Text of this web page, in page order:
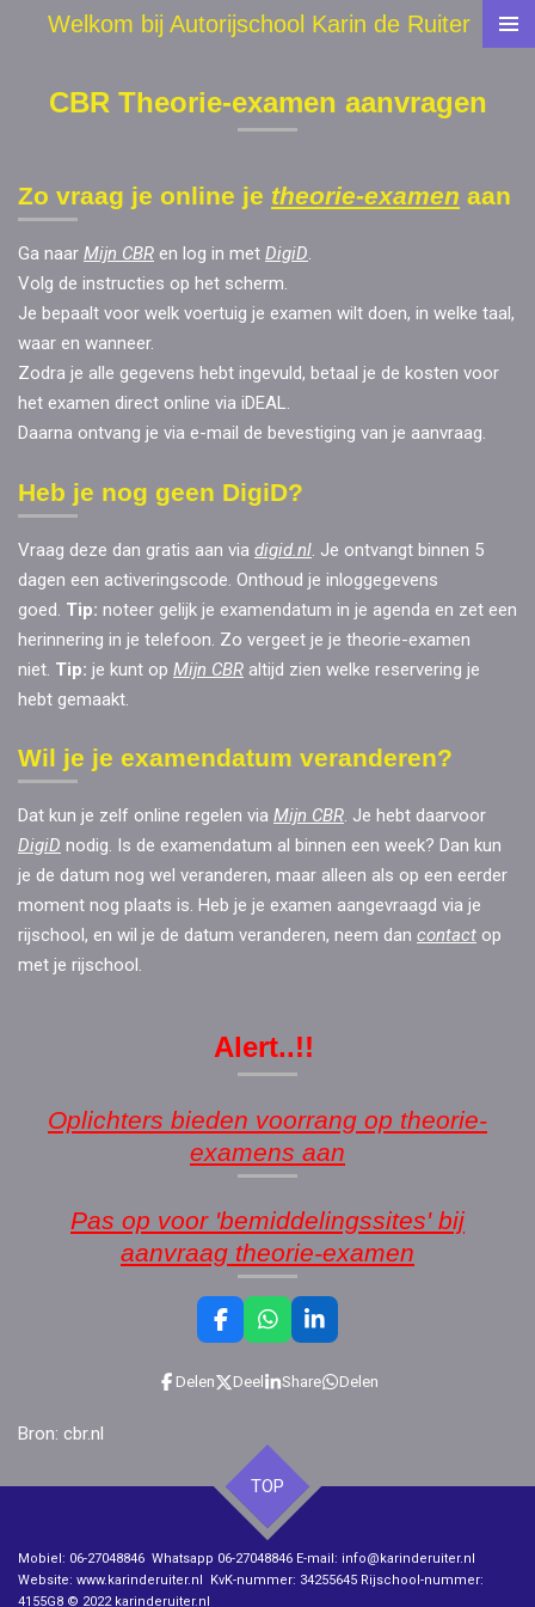
Welkom bij Autorijschool Karin de Ruiter
CBR Theorie-examen aanvragen
Zo vraag je online je theorie-examen aan
Ga naar Mijn CBR en log in met DigiD.
Volg de instructies op het scherm.
Je bepaalt voor welk voertuig je examen wilt doen, in welke taal,
waar en wanneer.
Zodra je alle gegevens hebt ingevuld, betaal je de kosten voor
het examen direct online via iDEAL.
Daarna ontvang je via e-mail de bevestiging van je aanvraag.
Heb je nog geen DigiD?
Vraag deze dan gratis aan via digid.nl . Je ontvangt binnen 5
dagen een activeringscode. Onthoud je inloggegevens
goed. Tip: noteer gelijk je examendatum in je agenda en zet een
herinnering in je telefoon. Zo vergeet je je theorie-examen
niet. Tip: je kunt op Mijn CBR altijd zien welke reservering je
hebt gemaakt.
Wil je je examendatum veranderen?
Dat kun je zelf online regelen via Mijn CBR. Je hebt daarvoor
DigiD nodig. Is de examendatum al binnen een week? Dan kun
je de datum nog wel veranderen, maar alleen als op een eerder
moment nog plaats is. Heb je je examen aangevraagd via je
rijschool, en wil je de datum veranderen, neem dan contact op
met je rijschool.
Alert..!!
Oplichters bieden voorrang op theorie-
examens aan
Pas op voor 'bemiddelingssites' bij
aanvraag theorie-examen
F
a
c
e
k
W
h
a
t
p
p
L
i
k
Delen Deel Share Delen
Bron: cbr.nl
TOP
Mobiel: 06-27048846 Whatsapp 06-27048846 E-mail: info@karinderuiter.nl
Website: www.karinderuiter.nl KvK-nummer: 34255645 Rijschool-nummer:
4155G8 © 2022 karinderuiter.nl